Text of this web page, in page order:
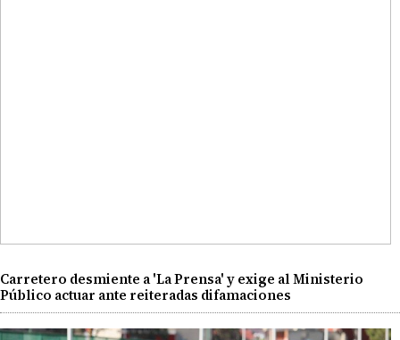
Carretero desmiente a 'La Prensa' y exige al Ministerio
Público actuar ante reiteradas difamaciones